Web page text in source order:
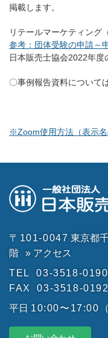
掲載します。
リテールマーケティング
参考：団体受験の申請～
日本販売士協会2022年
〇事例報告資料について
※Zoom使用方法（表示名
〒101-0047 東京都
階
» アクセス
TEL
03-3518-0190
FAX
03-3518-0192
平日 10:00〜17:00 （